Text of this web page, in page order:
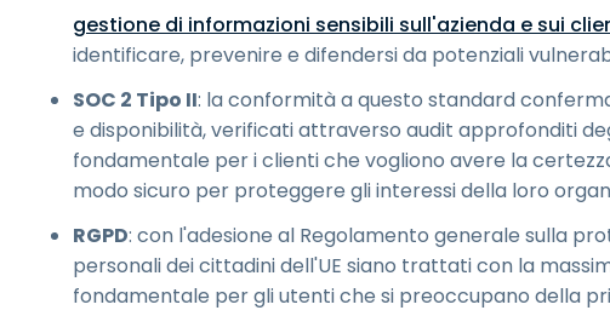
gestione di informazioni sensibili sull'azienda e sui
identificare, prevenire e difendersi da potenziali
SOC 2 Tipo II: la conformità a questo standard
e disponibilità, verificati attraverso audit approfonditi
fondamentale per i clienti che vogliono avere la
modo sicuro per proteggere gli interessi della loro
RGPD: con l'adesione al Regolamento generale sulla
personali dei cittadini dell'UE siano trattati con la
fondamentale per gli utenti che si preoccupano della